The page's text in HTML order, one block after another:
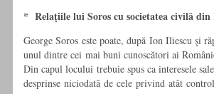
* Relaţiile lui Soros cu societatea civilă din
George Soros este poate, după Ion Iliescu şi
unul dintre cei mai buni cunoscători ai
Din capul locului trebuie spus ca interesele
desprinse niciodată de cele privind atât